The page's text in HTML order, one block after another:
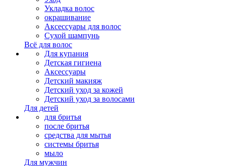
Укладка волос
окрашивание
Аксессуары для волос
Сухой шампунь
Всё для волос
Для купания
Детская гигиена
Аксессуары
Детский макияж
Детский уход за кожей
Детский уход за волосами
Для детей
для бритья
после бритья
средства для мытья
системы бритья
мыло
Для мужчин